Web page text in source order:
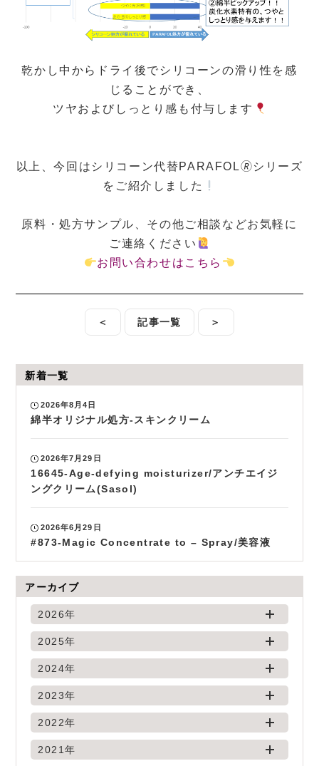
乾かし中からドライ後でシリコーンの滑り性を感
じることができ、
ツヤおよびしっとり感も付与します
以上、今回はシリコーン代替PARAFOL🄬シリーズ
をご紹介しました
原料・処方サンプル、その他ご相談などお気軽に
ご連絡ください
お問い合わせはこちら
＜ 記事一覧 ＞
新着一覧
2026年8月4日
綿半オリジナル処方-スキンクリーム
2026年7月29日
16645-Age-defying moisturizer/アンチエイジ
ングクリーム(Sasol)
2026年6月29日
#873-Magic Concentrate to – Spray/美容液
アーカイブ
2026年
2025年
2024年
2023年
2022年
2021年